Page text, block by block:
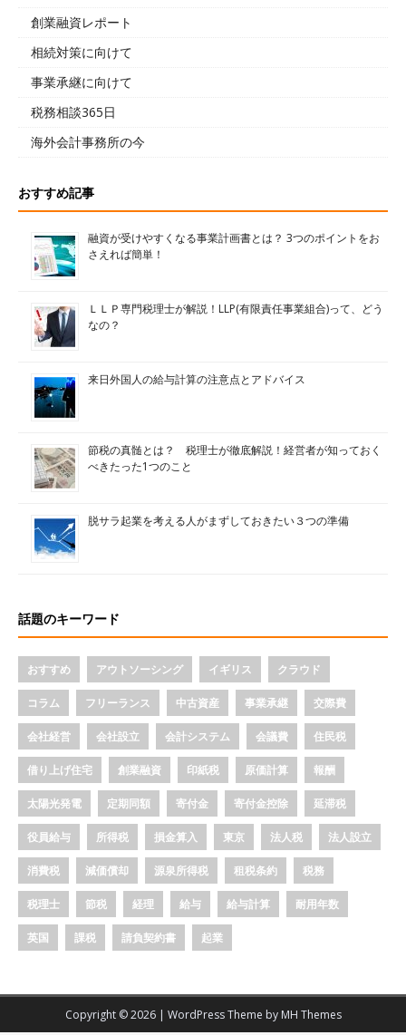
創業融資レポート
相続対策に向けて
事業承継に向けて
税務相談365日
海外会計事務所の今
おすすめ記事
融資が受けやすくなる事業計画書とは？ 3つのポイントをお
さえれば簡単！
ＬＬＰ専門税理士が解説！LLP(有限責任事業組合)って、どう
なの？
来日外国人の給与計算の注意点とアドバイス
節税の真髄とは？ 税理士が徹底解説！経営者が知っておく
べきたった1つのこと
脱サラ起業を考える人がまずしておきたい３つの準備
話題のキーワード
おすすめ アウトソーシング イギリス クラウド
コラム フリーランス 中古資産 事業承継 交際費
会社経営 会社設立 会計システム 会議費 住民税
借り上げ住宅 創業融資 印紙税 原価計算 報酬
太陽光発電 定期同額 寄付金 寄付金控除 延滞税
役員給与 所得税 損金算入 東京 法人税 法人設立
消費税 減価償却 源泉所得税 租税条約 税務
税理士 節税 経理 給与 給与計算 耐用年数
英国 課税 請負契約書 起業
Copyright © 2026 | WordPress Theme by MH Themes